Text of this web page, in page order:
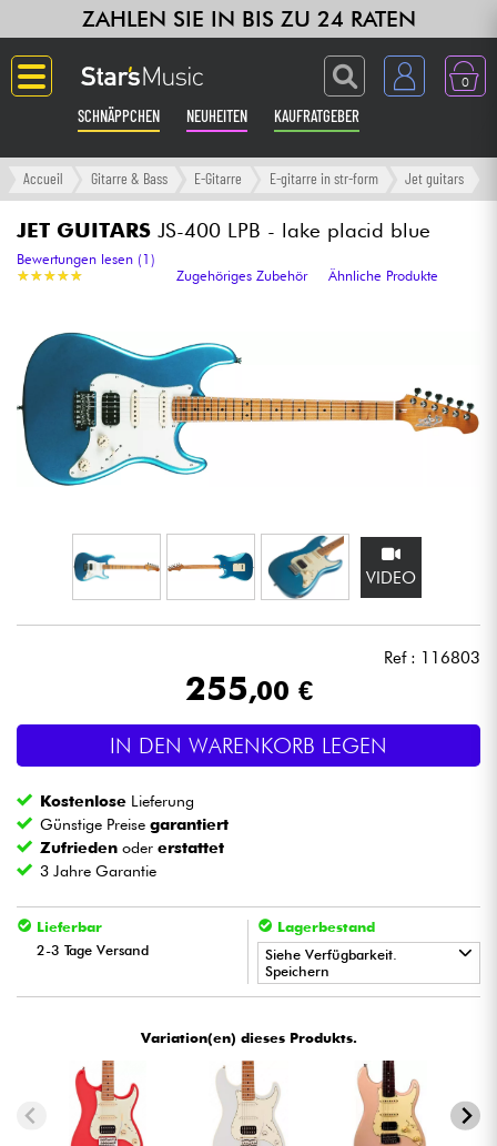
ZAHLEN SIE IN BIS ZU 24 RATEN
0
SCHNÄPPCHEN NEUHEITEN KAUFRATGEBER
Langue
Gitarre & Bass
Verstärker & Effekte
Klaviere & Piano
Synths & samplers
Studio
Mikros
Licht
Drums
Blasinstrumente
Violinen & Quartett
Kabel & Zubehöre
HiFi
Accueil Gitarre & Bass E-Gitarre E-gitarre in str-form Jet guitars
JET GUITARS JS-400 LPB - lake placid blue
★★★★★
★★★★★
Bewertungen lesen (1)
Zugehöriges Zubehör
Ähnliche Produkte
VIDEO
Ref : 116803
255,00 €
IN DEN WARENKORB LEGEN
Kostenlose Lieferung
Günstige Preisegarantiert
Zufrieden odererstattet
3 Jahre Garantie
Lieferbar
2-3 Tage Versand
Lagerbestand
Siehe Verfügbarkeit.
Speichern
• LILLE
Variation(en) dieses Produkts.